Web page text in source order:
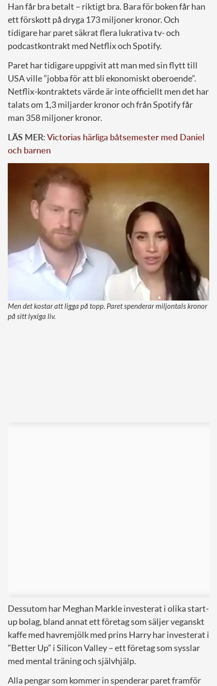
Han får bra betalt – riktigt bra. Bara för boken får han
ett förskott på dryga 173 miljoner kronor. Och
tidigare har paret säkrat flera lukrativa tv- och
podcastkontrakt med Netflix och Spotify.
Paret har tidigare uppgivit att man med sin flytt till
USA ville ”jobba för att bli ekonomiskt oberoende”.
Netflix-kontraktets värde är inte officiellt men det har
talats om 1,3 miljarder kronor och från Spotify får
man 358 miljoner kronor.
LÄS MER:Victorias härliga båtsemester med Daniel
och barnen
Men det kostar att ligga på topp. Paret spenderar miljontals kronor
på sitt lyxiga liv.
Dessutom har Meghan Markle investerat i olika start-
up bolag, bland annat ett företag som säljer veganskt
kaffe med havremjölk med prins Harry har investerat i
”Better Up” i Silicon Valley – ett företag som sysslar
med mental träning och självhjälp.
Alla pengar som kommer in spenderar paret framför